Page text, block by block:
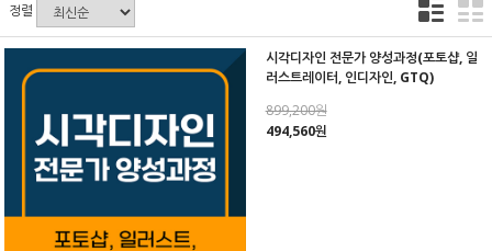
정렬
시각디자인 전문가 양성과정(포토샵, 일
러스트레이터, 인디자인, GTQ)
899,200원
494,560원